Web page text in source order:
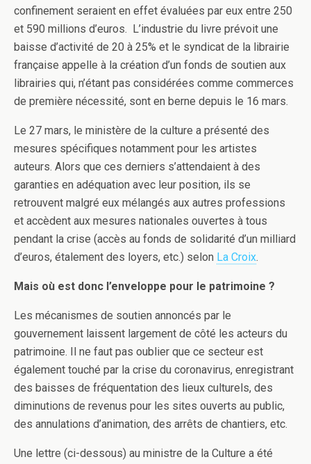
confinement seraient en effet évaluées par eux entre 250
et 590 millions d’euros. L’industrie du livre prévoit une
baisse d’activité de 20 à 25% et le syndicat de la librairie
française appelle à la création d’un fonds de soutien aux
librairies qui, n’étant pas considérées comme commerces
de première nécessité, sont en berne depuis le 16 mars.
Le 27 mars, le ministère de la culture a présenté des
mesures spécifiques notamment pour les artistes
auteurs. Alors que ces derniers s’attendaient à des
garanties en adéquation avec leur position, ils se
retrouvent malgré eux mélangés aux autres professions
et accèdent aux mesures nationales ouvertes à tous
pendant la crise (accès au fonds de solidarité d’un milliard
d’euros, étalement des loyers, etc.) selon La Croix.
Mais où est donc l’enveloppe pour le patrimoine ?
Les mécanismes de soutien annoncés par le
gouvernement laissent largement de côté les acteurs du
patrimoine. Il ne faut pas oublier que ce secteur est
également touché par la crise du coronavirus, enregistrant
des baisses de fréquentation des lieux culturels, des
diminutions de revenus pour les sites ouverts au public,
des annulations d’animation, des arrêts de chantiers, etc.
Une lettre (ci-dessous) au ministre de la Culture a été